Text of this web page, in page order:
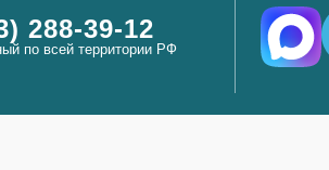
288-39-12
по всей территории РФ